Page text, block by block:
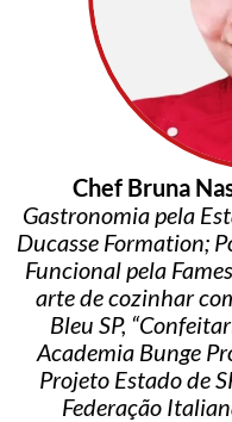
Chef Bruna
Gastronomia pela
Ducasse Formation;
Funcional pela
arte de cozinhar
Bleu SP,
Academia Bunge
Projeto Estado de
Federação